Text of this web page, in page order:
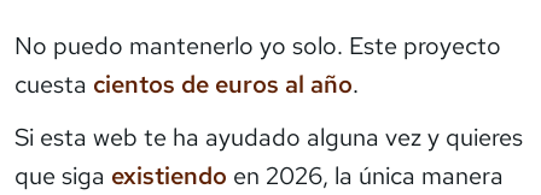
No puedo mantenerlo yo solo. Este proyecto
cuesta cientos de euros al año.
Si esta web te ha ayudado alguna vez y quieres
que siga existiendo en 2026, la única manera